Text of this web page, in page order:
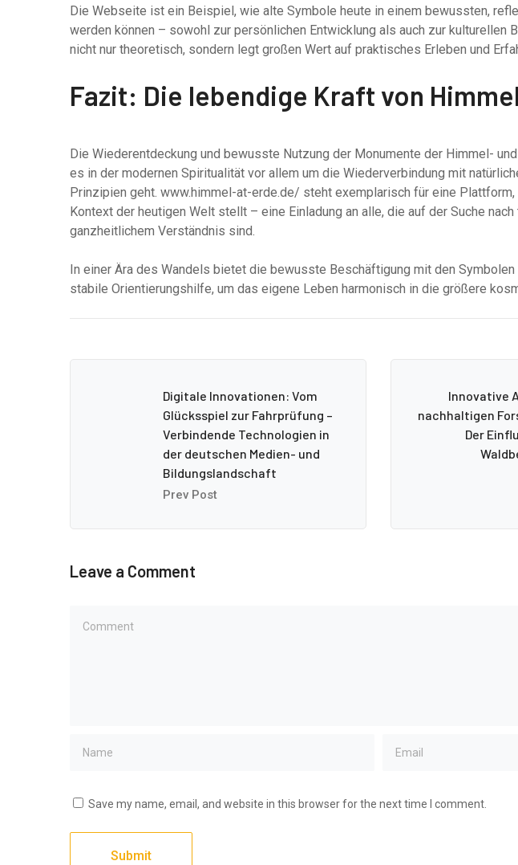
Die Webseite ist ein Beispiel, wie alte Symbole heute in einem bewussten,
werden können – sowohl zur persönlichen Entwicklung als auch zur kulturellen
nicht nur theoretisch, sondern legt großen Wert auf praktisches Erleben und
Fazit: Die lebendige Kraft von
Die Wiederentdeckung und bewusste Nutzung der Monumente der Himmel-
es in der modernen Spiritualität vor allem um die Wiederverbindung mit
Prinzipien geht. www.himmel-at-erde.de/ steht exemplarisch für eine
Kontext der heutigen Welt stellt – eine Einladung an alle, die auf der Suche
ganzheitlichem Verständnis sind.
In einer Ära des Wandels bietet die bewusste Beschäftigung mit den Symbolen
stabile Orientierungshilfe, um das eigene Leben harmonisch in die größere
Digitale Innovationen: Vom
Glücksspiel zur Fahrprüfung –
Verbindende Technologien in
der deutschen Medien- und
Bildungslandschaft
Prev Post
Innovative
nachhaltigen
Der
Leave a Comment
Save my name, email, and website in this browser for the next time I comment.